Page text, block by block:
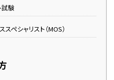
試験
ペシャリスト（MOS）